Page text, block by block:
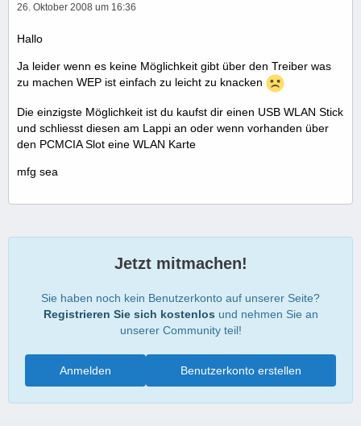
26. Oktober 2008 um 16:36
Hallo
Ja leider wenn es keine Möglichkeit gibt über den Treiber was
zu machen WEP ist einfach zu leicht zu knacken
Die einzigste Möglichkeit ist du kaufst dir einen USB WLAN Stick
und schliesst diesen am Lappi an oder wenn vorhanden über
den PCMCIA Slot eine WLAN Karte
mfg sea
Jetzt mitmachen!
Sie haben noch kein Benutzerkonto auf unserer Seite?
Registrieren Sie sich kostenlos und nehmen Sie an
unserer Community teil!
Benutzerkonto erstellen
Anmelden